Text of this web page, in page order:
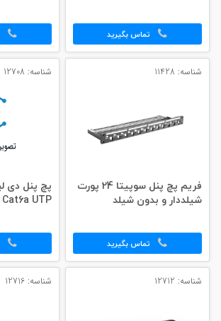
تماس بگیرید
شناسه: 11428
فریم پچ پنل سوپیتا 24 پورت
شیلددار و بدون شیلد
تماس بگیرید
شناسه: 12708
Cat6a UTP
شناسه: 12712 شناسه: 12716